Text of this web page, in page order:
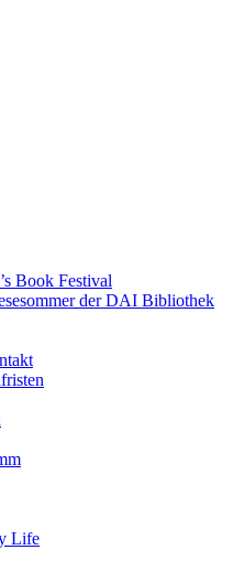
Book Festival
der DAI Bibliothek
Life